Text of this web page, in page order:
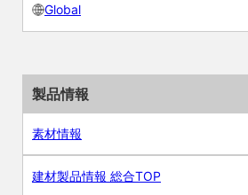
Global
製品情報
素材情報
建材製品情報 総合TOP